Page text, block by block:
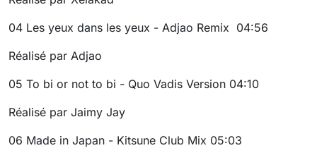
04 Les yeux dans les yeux - Adjao Remix 04:56
Réalisé par Adjao
05 To bi or not to bi - Quo Vadis Version 04:10
Réalisé par Jaimy Jay
06 Made in Japan - Kitsune Club Mix 05:03